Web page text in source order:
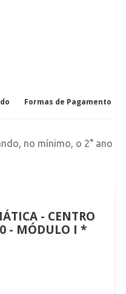
Formas de Pagamento
no mínimo, o 2° ano
- CENTRO
- MÓDULO I *